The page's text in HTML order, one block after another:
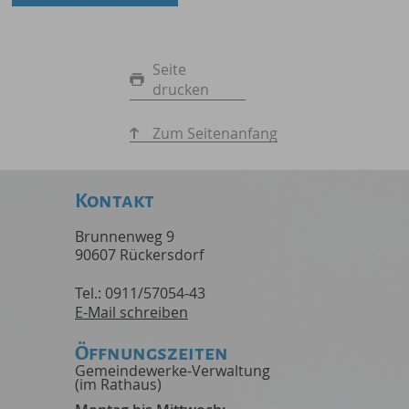
Seite
drucken
Zum Seitenanfang
Kontakt
Brunnenweg 9
90607 Rückersdorf
Tel.: 0911/57054-43
E-Mail schreiben
Öffnungszeiten
Gemeindewerke-Verwaltung
(im Rathaus)